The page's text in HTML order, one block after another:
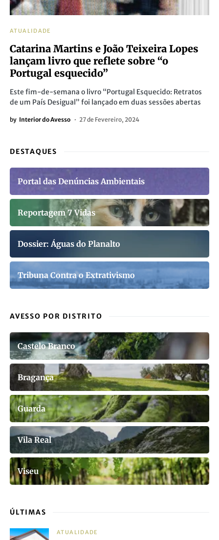
ATUALIDADE
Catarina Martins e João Teixeira Lopes
lançam livro que reflete sobre “o
Portugal esquecido”
Este fim-de-semana o livro “Portugal Esquecido: Retratos
de um País Desigual” foi lançado em duas sessões abertas
by Interior do Avesso 27 de Fevereiro, 2024
DESTAQUES
Portal das Denúncias Ambientais
Reportagem 7 Vidas
Dossier: Águas do Planalto
Tribuna Contra o Extrativismo
AVESSO POR DISTRITO
Castelo Branco
Bragança
Guarda
Vila Real
Viseu
ÚLTIMAS
ATUALIDADE